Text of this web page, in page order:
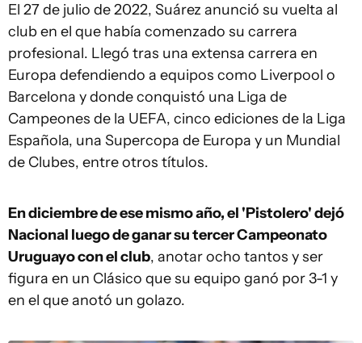
El 27 de julio de 2022, Suárez anunció su vuelta al
club en el que había comenzado su carrera
profesional. Llegó tras una extensa carrera en
Europa defendiendo a equipos como Liverpool o
Barcelona y donde conquistó una Liga de
Campeones de la UEFA, cinco ediciones de la Liga
Española, una Supercopa de Europa y un Mundial
de Clubes, entre otros títulos.
En diciembre de ese mismo año, el 'Pistolero' dejó
Nacional luego de ganar su tercer Campeonato
Uruguayo con el club, anotar ocho tantos y ser
figura en un Clásico que su equipo ganó por 3-1 y
en el que anotó un golazo.